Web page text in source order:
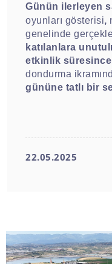
Günün ilerleyen
oyunları gösterisi,
genelinde
katılanlara
etkinlik
dondurma
gününe tatlı bir
22.05.2025